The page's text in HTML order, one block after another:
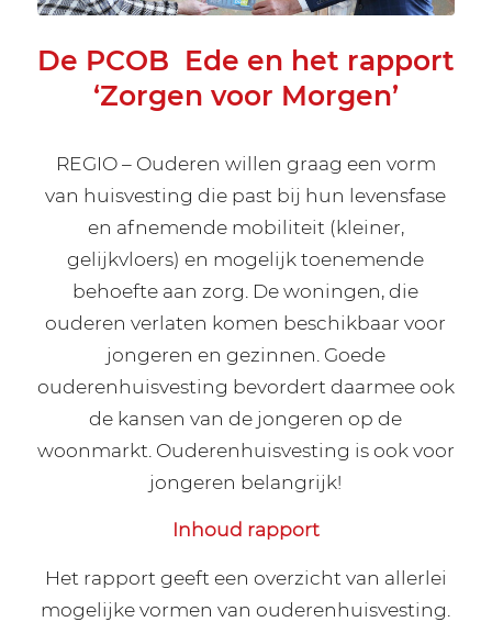
De PCOB Ede en het rapport
‘Zorgen voor Morgen’
REGIO – Ouderen willen graag een vorm
van huisvesting die past bij hun levensfase
en afnemende mobiliteit (kleiner,
gelijkvloers) en mogelijk toenemende
behoefte aan zorg. De woningen, die
ouderen verlaten komen beschikbaar voor
jongeren en gezinnen. Goede
ouderenhuisvesting bevordert daarmee ook
de kansen van de jongeren op de
woonmarkt. Ouderenhuisvesting is ook voor
jongeren belangrijk!
Inhoud rapport
Het rapport geeft een overzicht van allerlei
mogelijke vormen van ouderenhuisvesting.